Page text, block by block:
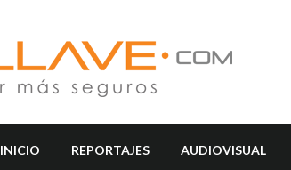
INICIO REPORTAJES AUDIOVISUAL